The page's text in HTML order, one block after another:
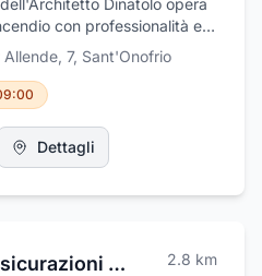
Dinatolo opera
con professionalità e
all'esperienza maturata e
staff tecnico qualificato che
si occupa di tutte le fasi,
alla fornitura, installazione
estintori, idranti, porte
di fumo e calore,
Tutte le attività vengono
Kappa Estintori
7, Sant'Onofrio
Dettagli
Cattolica Assicurazioni di G.M.Iennarella 2.8 km